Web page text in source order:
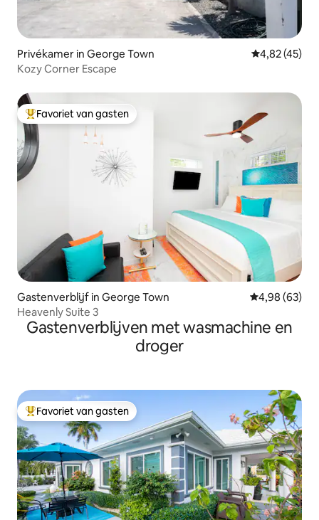
Privékamer in George Town Gemiddelde
4,82 (45)
Kozy Corner Escape
Topfavoriet van gasten
Favoriet van gasten
Gastenverblijf in George Town Gemiddelde
4,98 (63)
Heavenly Suite 3
Gastenverblijven met wasmachine en
droger
Topfavoriet van gasten
Favoriet van gasten